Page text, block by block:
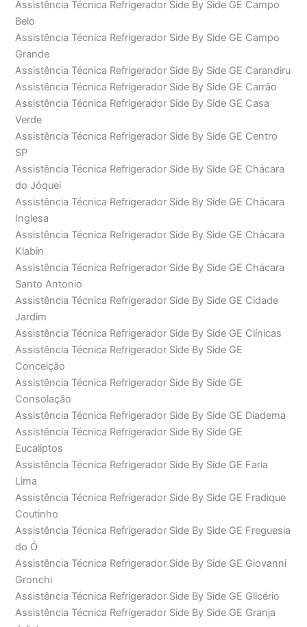
Assistência Técnica Refrigerador Side By Side GE Campo
Belo
Assistência Técnica Refrigerador Side By Side GE Campo
Grande
Assistência Técnica Refrigerador Side By Side GE Carandiru
Assistência Técnica Refrigerador Side By Side GE Carrão
Assistência Técnica Refrigerador Side By Side GE Casa
Verde
Assistência Técnica Refrigerador Side By Side GE Centro
SP
Assistência Técnica Refrigerador Side By Side GE Chácara
do Jóquei
Assistência Técnica Refrigerador Side By Side GE Chácara
Inglesa
Assistência Técnica Refrigerador Side By Side GE Chácara
Klabin
Assistência Técnica Refrigerador Side By Side GE Chácara
Santo Antonio
Assistência Técnica Refrigerador Side By Side GE Cidade
Jardim
Assistência Técnica Refrigerador Side By Side GE Clínicas
Assistência Técnica Refrigerador Side By Side GE
Conceição
Assistência Técnica Refrigerador Side By Side GE
Consolação
Assistência Técnica Refrigerador Side By Side GE Diadema
Assistência Técnica Refrigerador Side By Side GE
Eucaliptos
Assistência Técnica Refrigerador Side By Side GE Faria
Lima
Assistência Técnica Refrigerador Side By Side GE Fradique
Coutinho
Assistência Técnica Refrigerador Side By Side GE Freguesia
do Ó
Assistência Técnica Refrigerador Side By Side GE Giovanni
Gronchi
Assistência Técnica Refrigerador Side By Side GE Glicério
Assistência Técnica Refrigerador Side By Side GE Granja